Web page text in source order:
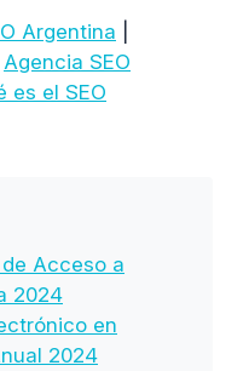
Argentina
Agencia SEO
es el SEO
de Acceso a
2024
en
2024